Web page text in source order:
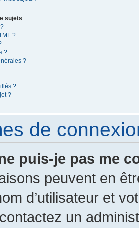
sujets
?
?
?
?
?
de
puis-je pas me
peuvent en
d’utilisateur et
un